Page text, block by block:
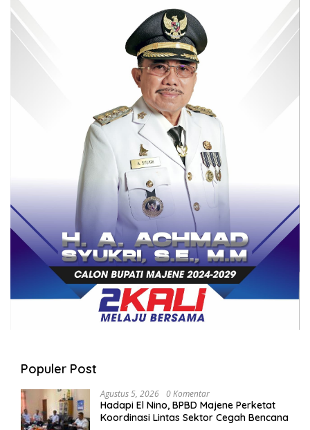
Populer Post
Agustus 5, 2026 0 Komentar
Hadapi El Nino, BPBD Majene Perketat
Koordinasi Lintas Sektor Cegah Bencana